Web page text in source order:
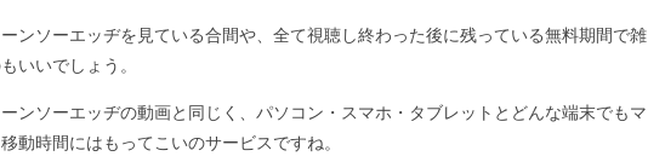
ンソーエッヂを見ている合間や、全て視聴し終わった後に残っている無料期間で雑
いいでしょう。
ンソーエッヂの動画と同じく、パソコン・スマホ・タブレットとどんな端末でもマ
動時間にはもってこいのサービスですね。